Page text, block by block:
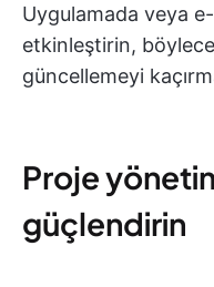
Uygulamada veya
etkinleştirin,
güncellemeyi
Proje
güçlendirin